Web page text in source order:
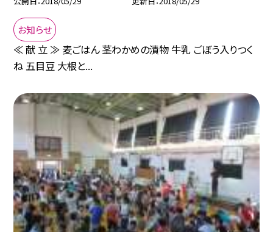
お知らせ
≪ 献 立 ≫ 麦ごはん 茎わかめの漬物 牛乳 ごぼう入りつく
ね 五目豆 大根と...